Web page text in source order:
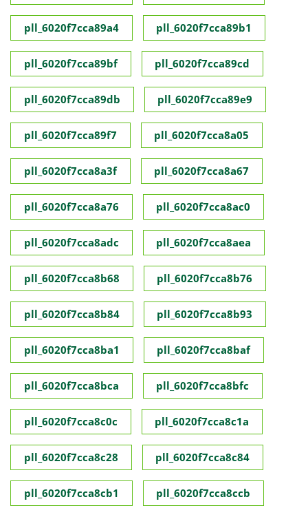
pll_6020f7cca89a4 pll_6020f7cca89b1
pll_6020f7cca89bf pll_6020f7cca89cd
pll_6020f7cca89db pll_6020f7cca89e9
pll_6020f7cca89f7 pll_6020f7cca8a05
pll_6020f7cca8a3f pll_6020f7cca8a67
pll_6020f7cca8a76 pll_6020f7cca8ac0
pll_6020f7cca8adc pll_6020f7cca8aea
pll_6020f7cca8b68 pll_6020f7cca8b76
pll_6020f7cca8b84 pll_6020f7cca8b93
pll_6020f7cca8ba1 pll_6020f7cca8baf
pll_6020f7cca8bca pll_6020f7cca8bfc
pll_6020f7cca8c0c pll_6020f7cca8c1a
pll_6020f7cca8c28 pll_6020f7cca8c84
pll_6020f7cca8cb1 pll_6020f7cca8ccb